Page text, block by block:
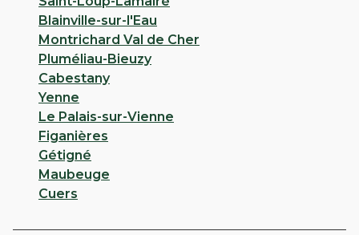
PHARMACIE DU LEMAN - Evian
Les Bains
Ouvertde 08:45 à 12:15 puis de 14:00 à 19:30
1 AVENUE JEAN LEGER 74500 Evian Les Bains
Appeler
Blainville-sur-l'Eau
Montrichard Val de Cher
Pluméliau-Bieuzy
Cabestany
Yenne
Le Palais-sur-Vienne
Figanières
Gétigné
Maubeuge
Cuers